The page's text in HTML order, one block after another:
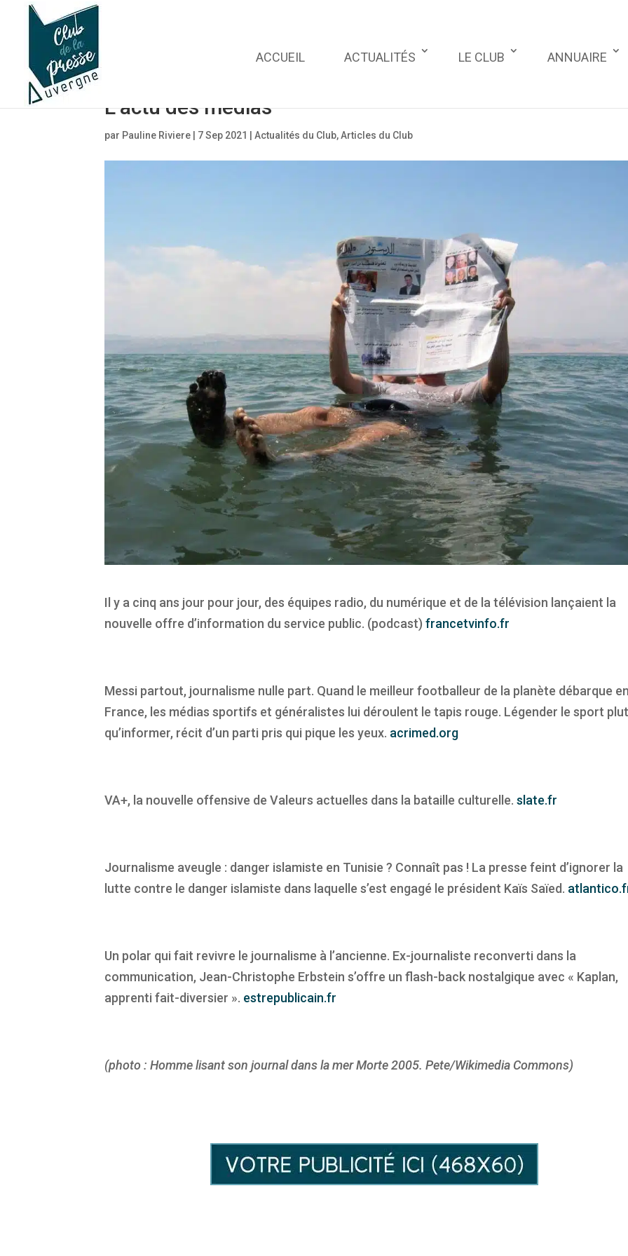
ACCUEIL ACTUALITÉS LE CLUB ANNUAIRE
L’actu des médias
par Pauline Riviere 7 Sep 2021 |Actualités du Club,Articles du Club
Il y a cinq ans jour pour jour, des équipes radio, du numérique et de la télévision lançaient la
nouvelle offre d’information du service public. (podcast)francetvinfo.fr
Messi partout, journalisme nulle part. Quand le meilleur footballeur de la planète débarque en
France, les médias sportifs et généralistes lui déroulent le tapis rouge. Légender le sport
qu’informer, récit d’un parti pris qui pique les yeux. acrimed.org
VA+, la nouvelle offensive de Valeurs actuelles dans la bataille culturelle.slate.fr
Journalisme aveugle : danger islamiste en Tunisie ? Connaît pas ! La presse feint d’ignorer la
lutte contre le danger islamiste dans laquelle s’est engagé le président Kaïs Saïed.
Un polar qui fait revivre le journalisme à l’ancienne. Ex-journaliste reconverti dans la
communication, Jean-Christophe Erbstein s’offre un flash-back nostalgique avec « Kaplan,
apprenti fait-diversier ». estrepublicain.fr
(photo : Homme lisant son journal dans la mer Morte 2005. Pete/Wikimedia Commons)